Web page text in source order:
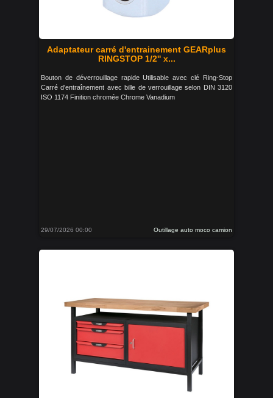
Adaptateur carré d'entrainement GEARplus
RINGSTOP 1/2'' x...
Bouton de déverrouillage rapide Utilisable avec clé Ring-Stop
Carré d'entraînement avec bille de verrouillage selon DIN 3120
ISO 1174 Finition chromée Chrome Vanadium
29/07/2026 00:00 Outillage auto moco camion